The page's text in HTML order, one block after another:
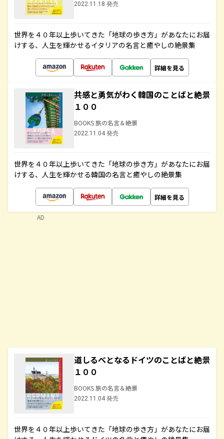
2022.11.18 発売
世界を４０年以上歩いてきた「地球の歩き方」があなたにお届
けする、人生を輝かせるイタリアの名言と癒やしの絶景集
詳細を見る
共感と勇気がわく韓国のことばと絶景
１００
BOOKS 旅の名言＆絶景
2022.11.04 発売
世界を４０年以上歩いてきた「地球の歩き方」があなたにお届
けする、人生を輝かせる韓国の名言と癒やしの絶景集
詳細を見る
道しるべとなるドイツのことばと絶景
１００
BOOKS 旅の名言＆絶景
2022.11.04 発売
世界を４０年以上歩いてきた「地球の歩き方」があなたにお届
AD